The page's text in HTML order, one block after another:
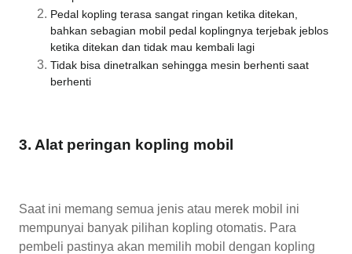
Pedal kopling terasa sangat ringan ketika ditekan,
bahkan sebagian mobil pedal koplingnya terjebak jeblos
ketika ditekan dan tidak mau kembali lagi
Tidak bisa dinetralkan sehingga mesin berhenti saat
berhenti
3. Alat peringan kopling mobil
Saat ini memang semua jenis atau merek mobil ini
mempunyai banyak pilihan kopling otomatis. Para
pembeli pastinya akan memilih mobil dengan kopling